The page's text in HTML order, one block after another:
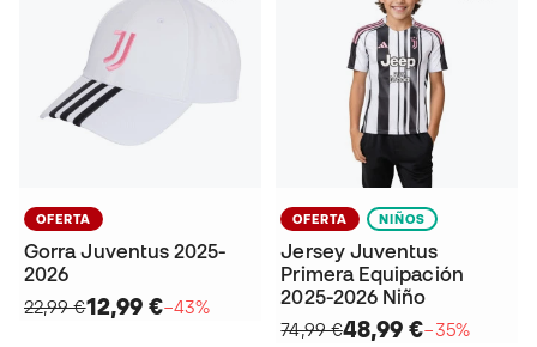
OFERTA
Gorra Juventus 2025-
2026
22,99 €12,99 €−43%
OFERTA NIÑOS
Jersey Juventus
Primera Equipación
2025-2026 Niño
74,99 €48,99 €−35%